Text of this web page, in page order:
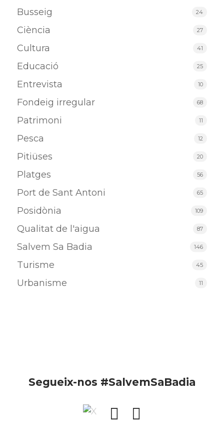
Busseig 24
Ciència 27
Cultura 41
Educació 25
Entrevista 10
Fondeig irregular 68
Patrimoni 11
Pesca 12
Pitiüses 20
Platges 56
Port de Sant Antoni 65
Posidònia 109
Qualitat de l'aigua 87
Salvem Sa Badia 146
Turisme 45
Urbanisme 11
Segueix-nos #SalvemSaBadia